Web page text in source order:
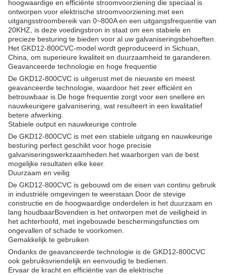
hoogwaardige en efficiënte stroomvoorziening die speciaal is
ontworpen voor elektrische stroomvoorziening.met een
uitgangsstroombereik van 0~800A en een uitgangsfrequentie van
20KHZ, is deze voedingsbron in staat om een stabiele en
precieze besturing te bieden voor al uw galvaniseringsbehoeften.
Het GKD12-800CVC-model wordt geproduceerd in Sichuan,
China, om superieure kwaliteit en duurzaamheid te garanderen.
Geavanceerde technologie en hoge frequentie
De GKD12-800CVC is uitgerust met de nieuwste en meest
geavanceerde technologie, waardoor het zeer efficiënt en
betrouwbaar is.De hoge frequentie zorgt voor een snellere en
nauwkeurigere galvanisering, wat resulteert in een kwalitatief
betere afwerking.
Stabiele output en nauwkeurige controle
De GKD12-800CVC is met een stabiele uitgang en nauwkeurige
besturing perfect geschikt voor hoge precisie
galvaniseringswerkzaamheden.het waarborgen van de best
mogelijke resultaten elke keer.
Duurzaam en veilig
De GKD12-800CVC is gebouwd om de eisen van continu gebruik
in industriële omgevingen te weerstaan.Door de stevige
constructie en de hoogwaardige onderdelen is het duurzaam en
lang houdbaarBovendien is het ontworpen met de veiligheid in
het achterhoofd, met ingebouwde beschermingsfuncties om
ongevallen of schade te voorkomen.
Gemakkelijk te gebruiken
Ondanks de geavanceerde technologie is de GKD12-800CVC
ook gebruiksvriendelijk en eenvoudig te bedienen.
Ervaar de kracht en efficiëntie van de elektrische